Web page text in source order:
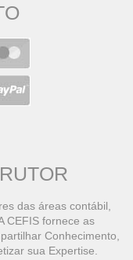
das áreas contábil,
CEFIS fornece as
Conhecimento,
sua Expertise.